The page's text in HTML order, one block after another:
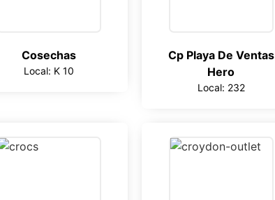
Cosechas
Local: K 10
Cp Playa De Ventas
Hero
Local: 232